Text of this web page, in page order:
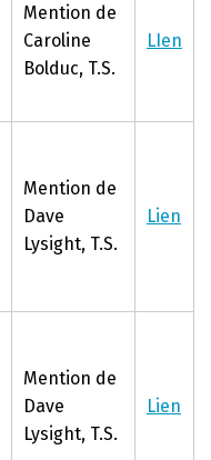
Mention de
Caroline
Bolduc, T.S.
LIen
Mention de
Dave
Lysight, T.S.
Lien
Mention de
Dave
Lysight, T.S.
Lien